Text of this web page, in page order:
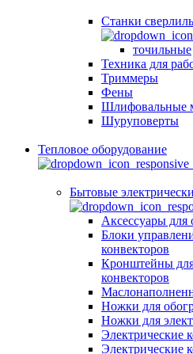
Станки
точильные
Техника для
Триммеры
Фены
Шуруповерты
Тепловое оборудование
Бытовые
Аксессуары для
Блоки
конвекторов
Кронштейны
конвекторов
Ножки для
Ножки для
Электрические
Электрические